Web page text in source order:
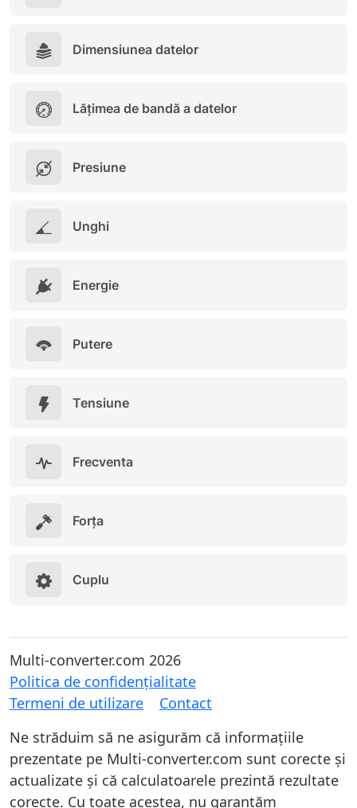
Dimensiunea datelor
Lățimea de bandă a datelor
Presiune
Unghi
Energie
Putere
Tensiune
Frecventa
Forța
Cuplu
Multi-converter.com 2026
Politica de confidențialitate
Termeni de utilizare
Contact
Ne străduim să ne asigurăm că informațiile
prezentate pe Multi-converter.com sunt corecte și
actualizate și că calculatoarele prezintă rezultate
corecte. Cu toate acestea, nu garantăm